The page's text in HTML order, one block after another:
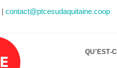
| contact@ptcesudaquitaine.coop
QU’EST-